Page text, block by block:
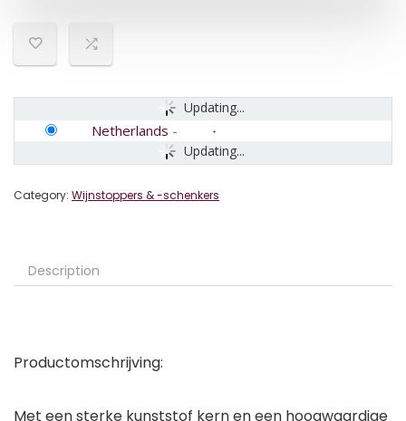
Updating...
Updating...
Netherlands -
Category: Wijnstoppers & -schenkers
Description
Productomschrijving:
Met een sterke kunststof kern en een hoogwaardige